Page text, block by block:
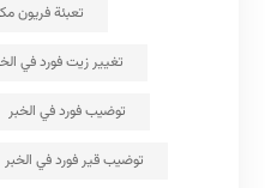
تعبئة فريون
تغيير زيت فورد في
توضيب فورد في الخبر
توضيب قير فورد في الخبر